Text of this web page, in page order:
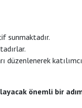
sunmaktadır.
düzenlenerek
önemli bir